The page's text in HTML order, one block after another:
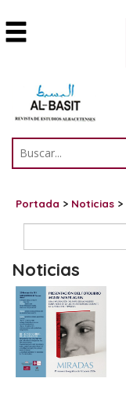
Portada > Noticias >
Noticias